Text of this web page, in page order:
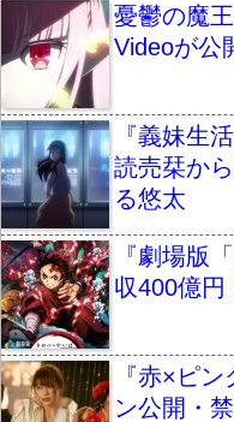
憂鬱の魔
Videoが公
『義妹生
読売栞か
る悠太
『劇場版
収400億
『赤×ピ
ン公開・